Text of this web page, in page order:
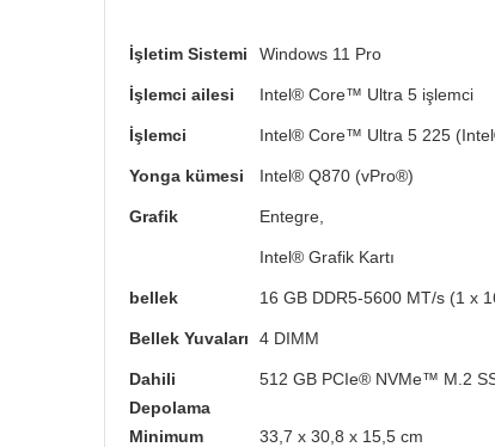
İşletim Sistemi Windows 11 Pro
İşlemci ailesi Intel® Core™ Ultra 5 işlemci
İşlemci Intel® Core™ Ultra 5 225
Yonga kümesi Intel® Q870 (vPro®)
Grafik Entegre,
Intel® Grafik Kartı
bellek 16 GB DDR5-5600 MT/s (1 x
Bellek Yuvaları 4 DIMM
Dahili
Depolama
512 GB PCIe® NVMe™ M.2
Minimum
33,7 x 30,8 x 15,5 cm